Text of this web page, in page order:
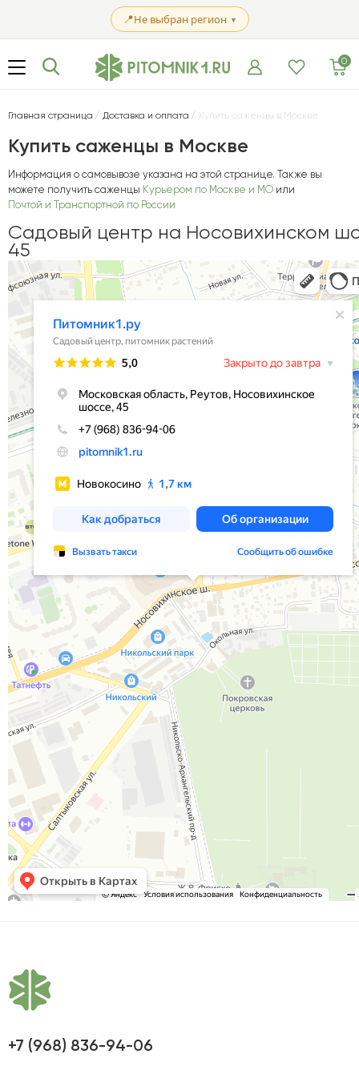
📍Не выбран регион ▼
0
Главная страница Доставка и оплата Купить саженцы в Москве
Купить саженцы в Москве
Информация о самовывозе указана на этой странице. Также вы
можете получить саженцы Курьером по Москве и МО или
Почтой и Транспортной по России
Садовый центр на Носовихинском
45
Питомник1.ру
Садовый центр в Реутове
Питомник растений в Реутове
+7 (968) 836-94-06